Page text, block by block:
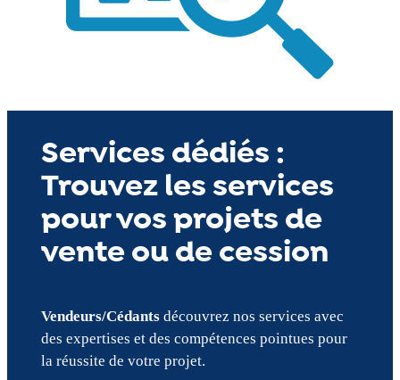
Services dédiés :
Trouvez les services
pour vos projets de
vente ou de cession
Vendeurs/Cédantsdécouvrez nos services avec
des expertises et des compétences pointues pour
la réussite de votre projet.